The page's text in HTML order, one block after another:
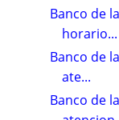
Banco de
horario...
Banco de
ate...
Banco de